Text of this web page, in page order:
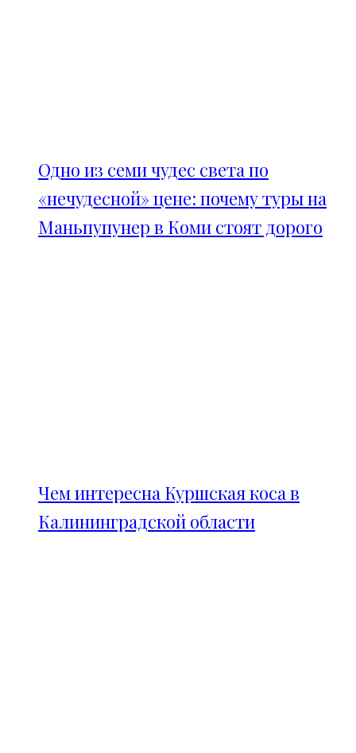
Одно из семи чудес света по
«нечудесной» цене: почему туры на
Маньпупунер в Коми стоят дорого
Чем интересна Куршская коса в
Калининградской области